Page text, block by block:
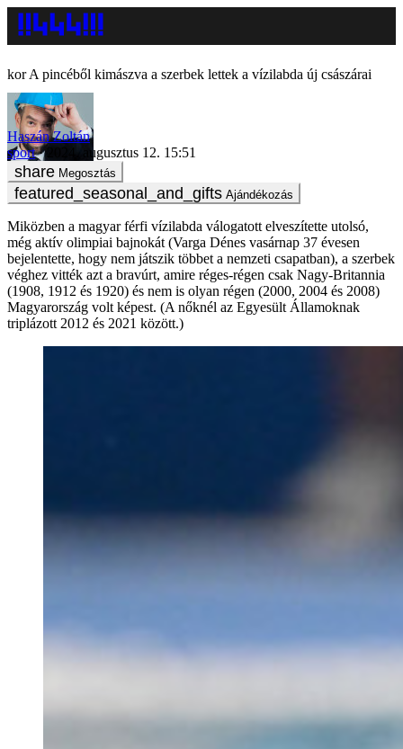
A pincéből kimászva a szerbek lettek a vízilabda új császárai
Haszán Zoltán
sport
2024. augusztus 12. 15:51
Megosztás
Ajándékozás
Miközben a magyar férfi vízilabda válogatott elveszítette utolsó,
még aktív olimpiai bajnokát (Varga Dénes vasárnap 37 évesen
bejelentette, hogy nem játszik többet a nemzeti csapatban), a szerbek
véghez vitték azt a bravúrt, amire réges-régen csak Nagy-Britannia
(1908, 1912 és 1920) és nem is olyan régen (2000, 2004 és 2008)
Magyarország volt képest. (A nőknél az Egyesült Államoknak
triplázott 2012 és 2021 között.)